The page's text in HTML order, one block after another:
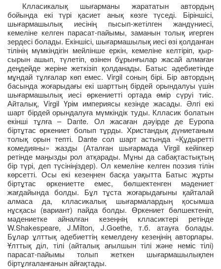
Клласикалық шығарманы жарататын автордың
бойында екі түрі қасиет анық көзге түседі. Біріншісі,
шығармашылық иесінің пысып-жетілген жандүниесі,
кемеліне келген парасат-пайымы, заманын толық игерген
зердесі болады. Екіншісі, шығармашылық иесі өзі қолданған
тілінің мүмкіндігін мейлінше еркін, кемеліне келтіріп, қыр-
сырын ашып, түлетіп, өзінен бұрынғылар жасай алмаған
деңдейде жеріне жеткізіп қолданады. Батыс әдебиетінде
мұндай тұлғалар көп емес. Virgil соның бірі. Бір автордың
басында жоғарыдағы екі шарттың бірдей орындалуы үшін
шығармашылық иесі өркениетті ортада өмір сүруі тиіс.
Айталық, Virgil Үрім империясы кезінде жасады. Әлгі екі
шарт бірдей орындалуға мүмкіндік туды. Клласик болатын
екінші тұлға – Dante. Ол жасаған дәуірде де Еуропа
біртұтас өркениет болып тұрды. Христандық дүниетаным
толық орын тепті. Dante сол шарт астында «Құдыретті
комедияны» жазды (Аталған шығармада Virgil кейіпкер
ретінде маңызды рол атқарады. Мұны да сабақтастықтың
бір түрі, деп түсініңіздер). Ол кемеліне келген поэзия тілін
көрсетті. Осы екі кезеңнен басқа уақытта Батыс жұрты
біртұтас өркениетте емес, бөлшектенген мәдениет
жағдайында болды. Бұл тұста жоғарыдағыны қайталай
алмаса да, клласикалық шығармалардың қосымша
нұсқасы (вариант) пайда болды. Өркениет бөлшектеніп,
мәдениетке айналған кезеңнің клласиктері ретінде
W.Shakespeare, J.Milton, J.Goethe, т.б. атауға болады.
Бұлар ұлттық әдебиеттің кемелдену кезеңінің авторлары.
Ұлттық діл, тілі (айталық ағылшын тілі және неміс тілі)
парасат-пайымы толып жеткен шығармашылықпен
біртұлғаланғанын айғақтады.